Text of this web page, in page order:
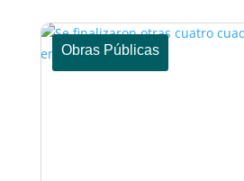
Obras Públicas